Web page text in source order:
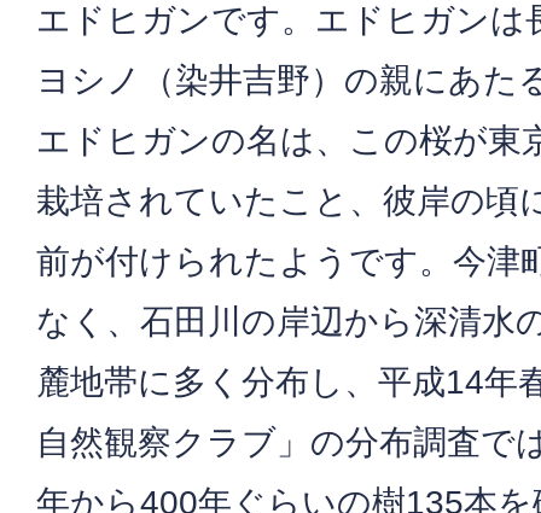
エドヒガンです。エドヒガンは
ヨシノ（染井吉野）の親にあた
エドヒガンの名は、この桜が東
栽培されていたこと、彼岸の頃
前が付けられたようです。今津
なく、石田川の岸辺から深清水
麓地帯に多く分布し、平成14年
自然観察クラブ」の分布調査で
年から400年ぐらいの樹135本